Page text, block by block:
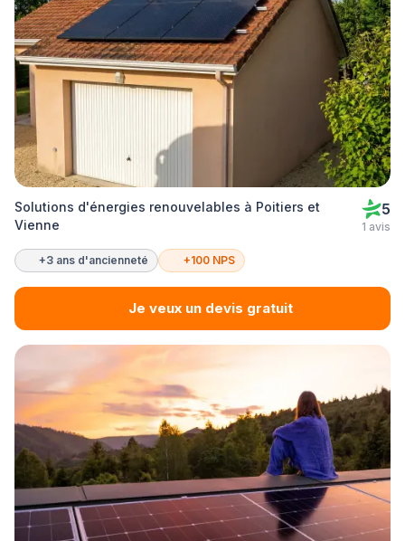
Solutions d'énergies renouvelables à Poitiers et
Vienne
5
1 avis
+3 ans d'ancienneté +100 NPS
Je veux un devis gratuit